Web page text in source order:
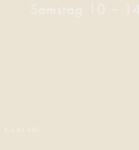
Samstag 10 –